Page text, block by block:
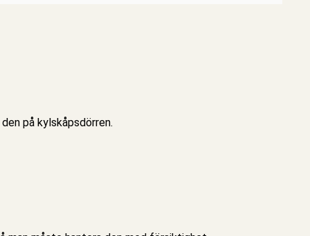
på kylskåpsdörren.